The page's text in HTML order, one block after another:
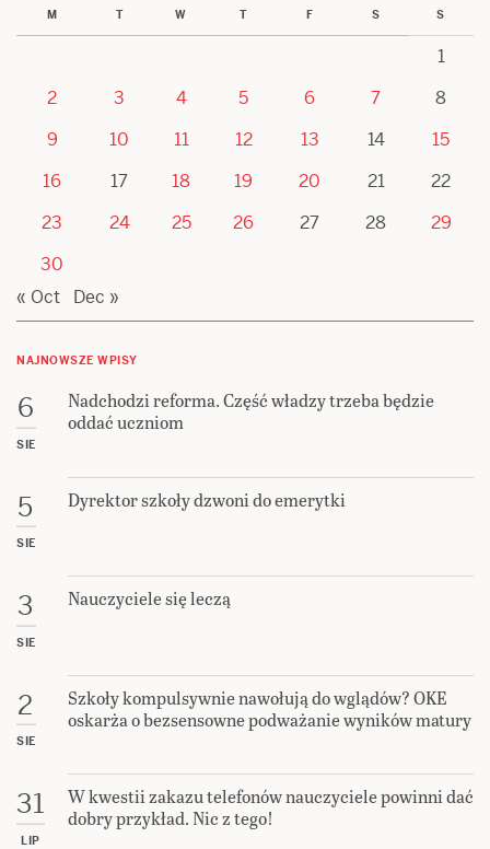
M T W T F S S
1
2
3 4 5 6 7
8
9
10 11 12 13 14
15
16
17 18 19 20 21
22
23
24 25 26 27 28
29
30
« Oct
Dec »
NAJNOWSZE WPISY
6
SIE
Nadchodzi reforma. Część władzy trzeba będzie
oddać uczniom
5
SIE
Dyrektor szkoły dzwoni do emerytki
3
SIE
Nauczyciele się leczą
2
SIE
Szkoły kompulsywnie nawołują do wglądów? OKE
oskarża o bezsensowne podważanie wyników matury
31
LIP
W kwestii zakazu telefonów nauczyciele powinni dać
dobry przykład. Nic z tego!